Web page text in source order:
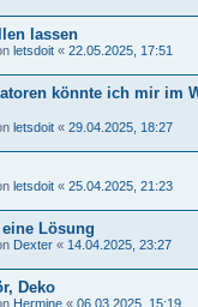
lassen
letsdoit « 22.05.2025, 17:51
könnte ich mir im
letsdoit « 29.04.2025, 18:27
letsdoit « 25.04.2025, 21:23
Lösung
Dexter « 14.04.2025, 23:27
Deko
Hermine « 06.03.2025, 15:19